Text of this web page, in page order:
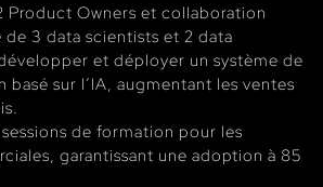
Product Owners et collaboration
de 3 data scientists et 2 data
et déployer un système de
basé sur l’IA, augmentant les ventes
de formation pour les
garantissant une adoption à 85